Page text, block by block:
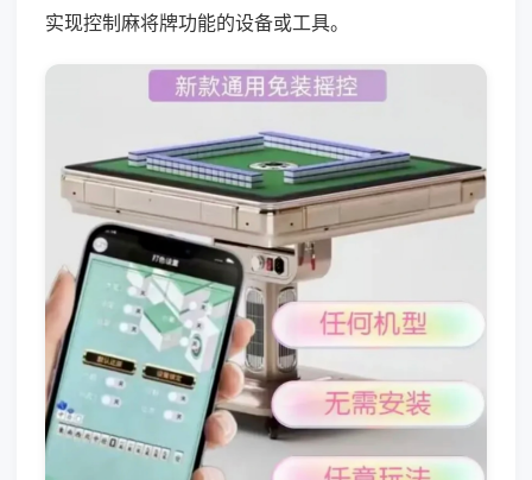
实现控制麻将牌功能的设备或工具。